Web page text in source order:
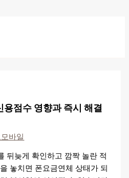
용점수 영향과 즉시 해결
바일
뒤늦게 확인하고 깜짝 놀란 적
놓치면 폰요금연체 상태가 되